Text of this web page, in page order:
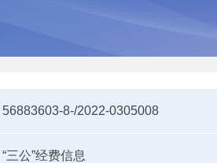
56883603-8-/2022-0305008
“三公”经费信息